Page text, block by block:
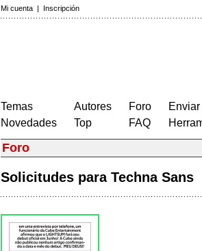
Mi cuenta | Inscripción
Temas
Novedades
Autores
Top
Foro
FAQ
Foro
Solicitudes para Techna Sans